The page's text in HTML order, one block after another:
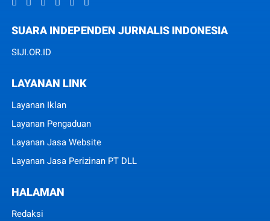
SUARA INDEPENDEN JURNALIS INDONESIA
SIJI.OR.ID
LAYANAN LINK
Layanan Iklan
Layanan Pengaduan
Layanan Jasa Website
Layanan Jasa Perizinan PT DLL
HALAMAN
Redaksi